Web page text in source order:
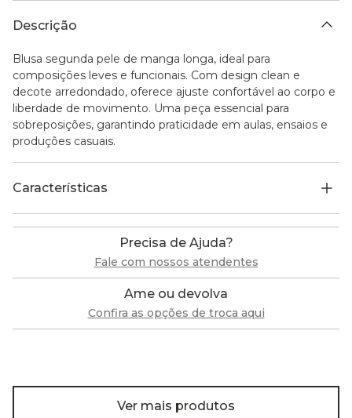
Descrição
Blusa segunda pele de manga longa, ideal para
composições leves e funcionais. Com design clean e
decote arredondado, oferece ajuste confortável ao corpo e
liberdade de movimento. Uma peça essencial para
sobreposições, garantindo praticidade em aulas, ensaios e
produções casuais.
Características
Precisa de Ajuda?
Fale com nossos atendentes
Ame ou devolva
Confira as opções de troca aqui
Ver mais produtos